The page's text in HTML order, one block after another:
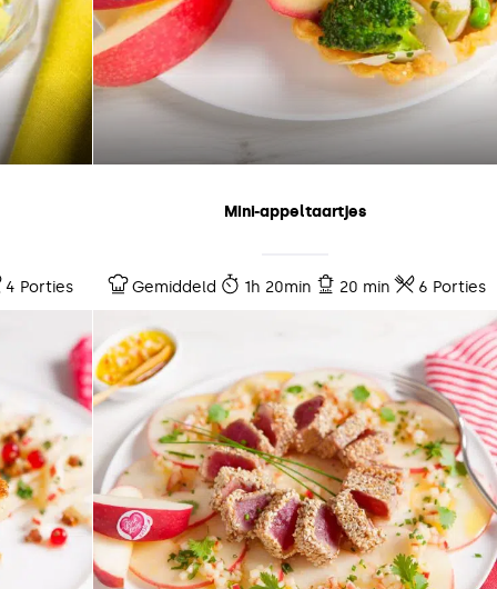
4 Porties
Mini-appeltaartjes
Gemiddeld 1h 20min 20 min 6 Porties